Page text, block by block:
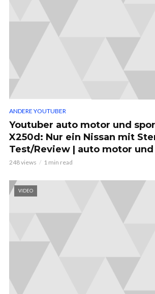
ANDERE YOUTUBER
Youtuber auto motor und
X250d: Nur ein Nissan mit
Test/Review | auto motor
248 views 1 min read
VIDEO